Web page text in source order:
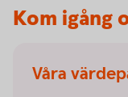
Kom igång
Våra